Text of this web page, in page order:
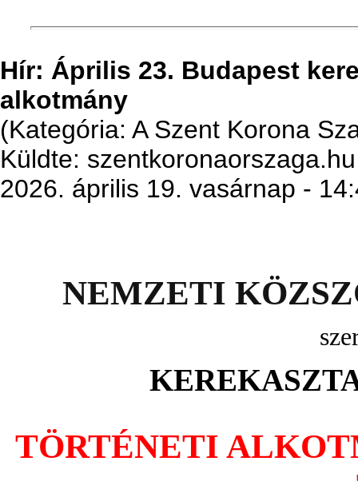
Hír: Április 23. Budapest
alkotmány
(Kategória: A Szent Korona
Küldte: szentkoronaorszaga.hu
2026. április 19. vasárnap -
NEMZETI
TÖRTÉNETI